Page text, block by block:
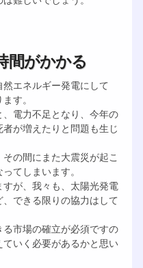
間がかかる
エネルギー発電にして
す。
電力不足となり、今年の
が増えたりと問題も生じ
の間にまた大震災が起こ
てしまいます。
が、我々も、太陽光発電
できる限りの協力はして
市場の確立が必須ですの
いく必要があるかと思い